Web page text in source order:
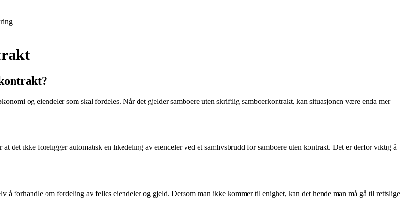
og eiendeler som skal fordeles. Når det gjelder samboere uten skriftlig samboerkontrakt, kan situasjonen være enda mer
det ikke foreligger automatisk en likedeling av eiendeler ved et samlivsbrudd for samboere uten kontrakt. Det er derfor viktig å
å forhandle om fordeling av felles eiendeler og gjeld. Dersom man ikke kommer til enighet, kan det hende man må gå til rettslige